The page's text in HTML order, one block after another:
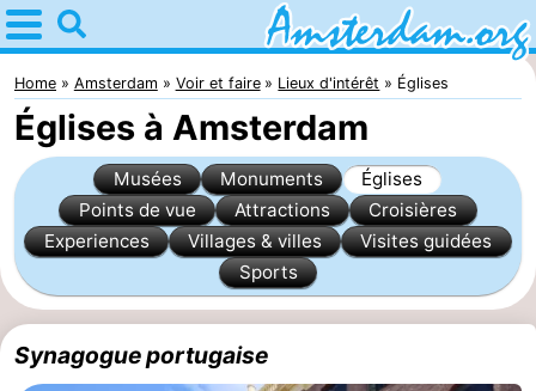
Home
Amsterdam
Itinéraires
Avec
les
enfants
Jeunes
adultes
Gratuitement
Passer
Home Amsterdam Voir et faire Lieux d'intérêt Églises
Églises à Amsterdam
Musées Monuments
Églises
Points de vue
Attractions
Croisières
Experiences
Villages & villes
Visites guidées
Sports
Synagogue portugaise